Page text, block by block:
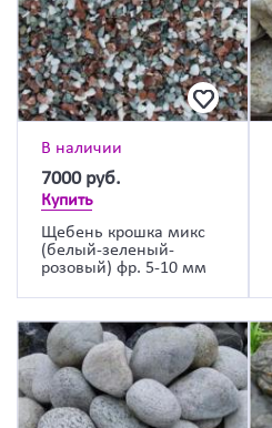
В наличии
7000 руб.
Купить
Щебень крошка микс
(белый-зеленый-
розовый) фр. 5-10 мм